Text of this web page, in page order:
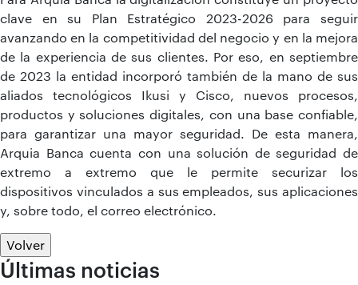
clave en su Plan Estratégico 2023-2026 para seguir
avanzando en la competitividad del negocio y en la mejora
de la experiencia de sus clientes. Por eso, en septiembre
de 2023 la entidad incorporó también de la mano de sus
aliados tecnológicos Ikusi y Cisco, nuevos procesos,
productos y soluciones digitales, con una base confiable,
para garantizar una mayor seguridad. De esta manera,
Arquia Banca cuenta con una solución de seguridad de
extremo a extremo que le permite securizar los
dispositivos vinculados a sus empleados, sus aplicaciones
y, sobre todo, el correo electrónico.
Volver
Últimas noticias